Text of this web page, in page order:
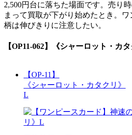
2,500円台に落ちた場面です。売り
まって買取が下がり始めたとき。
柄は伸びきりに注意したい。
【OP11-062】《シャーロット・カタ
【OP-11】
《シャーロット・カタクリ》
L